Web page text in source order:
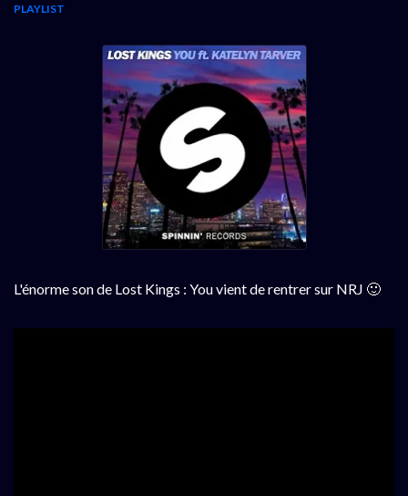
PLAYLIST
L'énorme son de Lost Kings : You vient de rentrer sur NRJ 🙂